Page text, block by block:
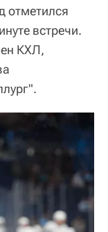
отметился
встречи.
КХЛ,